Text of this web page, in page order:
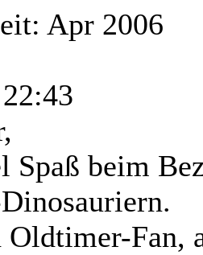
Apr 2006
Spaß beim
Oldtimer-Fan,